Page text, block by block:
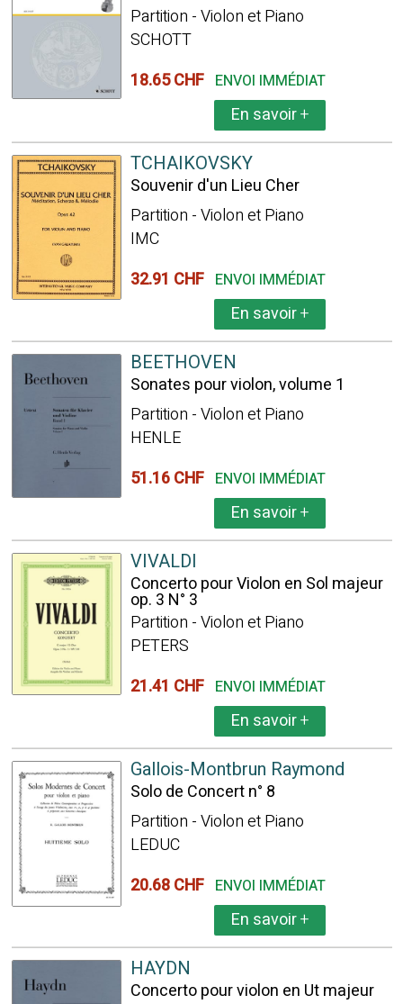
Partition - Violon et Piano
SCHOTT
18.65 CHF ENVOI IMMÉDIAT
En savoir+
TCHAIKOVSKY
Souvenir d'un Lieu Cher
Partition - Violon et Piano
IMC
32.91 CHF ENVOI IMMÉDIAT
En savoir+
BEETHOVEN
Sonates pour violon, volume 1
Partition - Violon et Piano
HENLE
51.16 CHF ENVOI IMMÉDIAT
En savoir+
VIVALDI
Concerto pour Violon en Sol majeur
op. 3 N° 3
Partition - Violon et Piano
PETERS
21.41 CHF ENVOI IMMÉDIAT
En savoir+
Gallois-Montbrun Raymond
Solo de Concert n° 8
Partition - Violon et Piano
LEDUC
20.68 CHF ENVOI IMMÉDIAT
En savoir+
HAYDN
Concerto pour violon en Ut majeur